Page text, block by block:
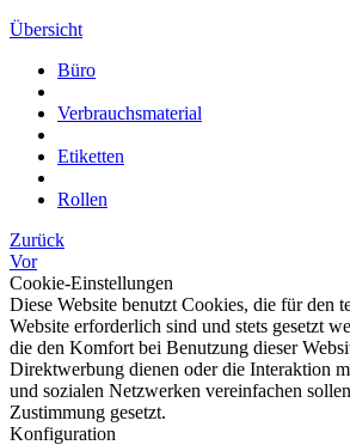
Übersicht
Büro
Verbrauchsmaterial
Etiketten
Rollen
Zurück
Vor
Cookie-Einstellungen
Diese Website benutzt Cookies, die für den
Website erforderlich sind und stets gesetzt
die den Komfort bei Benutzung dieser
Direktwerbung dienen oder die Interaktion
und sozialen Netzwerken vereinfachen
Zustimmung gesetzt.
Konfiguration